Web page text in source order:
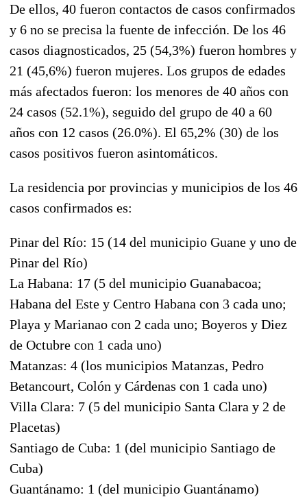
De ellos, 40 fueron contactos de casos confirmados
y 6 no se precisa la fuente de infección. De los 46
casos diagnosticados, 25 (54,3%) fueron hombres y
21 (45,6%) fueron mujeres. Los grupos de edades
más afectados fueron: los menores de 40 años con
24 casos (52.1%), seguido del grupo de 40 a 60
años con 12 casos (26.0%). El 65,2% (30) de los
casos positivos fueron asintomáticos.
La residencia por provincias y municipios de los 46
casos confirmados es:
Pinar del Río: 15 (14 del municipio Guane y uno de
Pinar del Río)
La Habana: 17 (5 del municipio Guanabacoa;
Habana del Este y Centro Habana con 3 cada uno;
Playa y Marianao con 2 cada uno; Boyeros y Diez
de Octubre con 1 cada uno)
Matanzas: 4 (los municipios Matanzas, Pedro
Betancourt, Colón y Cárdenas con 1 cada uno)
Villa Clara: 7 (5 del municipio Santa Clara y 2 de
Placetas)
Santiago de Cuba: 1 (del municipio Santiago de
Cuba)
Guantánamo: 1 (del municipio Guantánamo)